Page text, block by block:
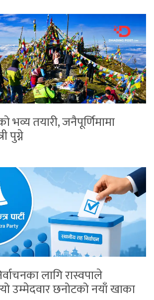
भव्य तयारी, जनैपूर्णिमामा
पुग्ने
लागि रास्वपाले
उम्मेदवार छनोटको नयाँ खाका